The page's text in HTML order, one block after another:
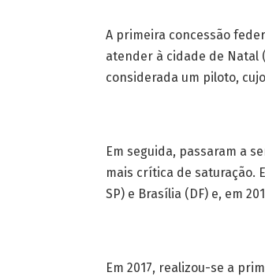
A primeira concessão
atender à cidade de Natal
considerada um piloto,
Em seguida, passaram a
mais crítica de satura­ção.
SP) e Brasília (DF) e, em
Em 2017, realizou-se a